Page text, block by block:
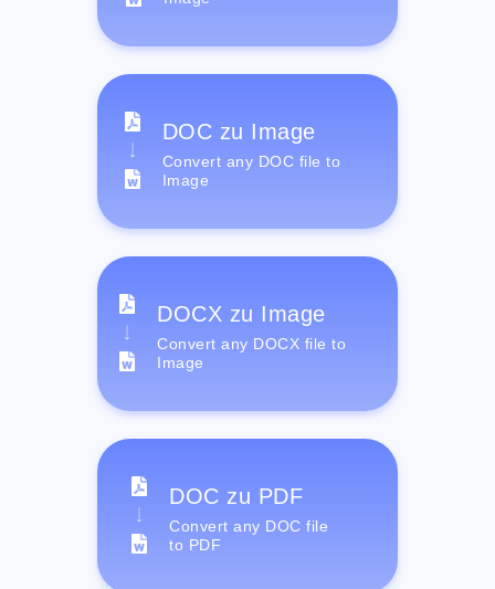
DOC zu Image
Convert any DOC file to
Image
DOCX zu Image
Convert any DOCX file to
Image
DOC zu PDF
Convert any DOC file
to PDF